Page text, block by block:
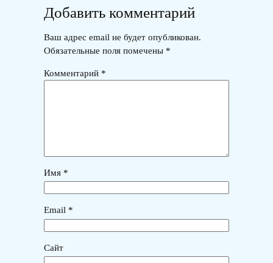
Добавить комментарий
Ваш адрес email не будет опубликован.
Обязательные поля помечены *
Комментарий *
Имя *
Email *
Сайт